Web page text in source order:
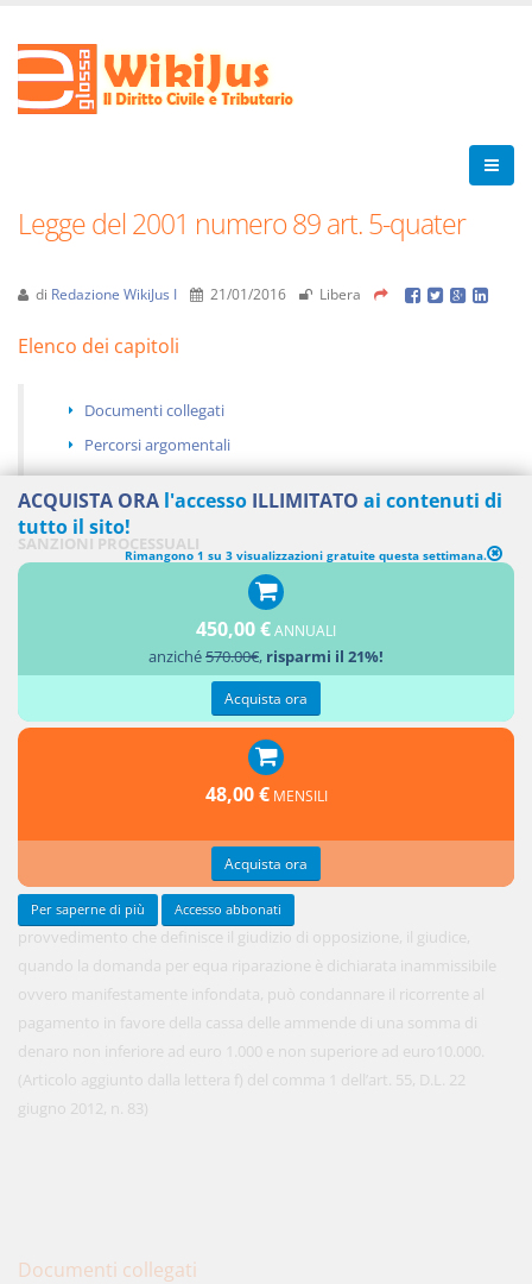
Legge del 2001 numero 89 art. 5-quater
di Redazione WikiJus I 21/01/2016 Libera
Elenco dei capitoli
Documenti collegati
Percorsi argomentali
SANZIONI PROCESSUALI
3, comma
provvedimento che definisce il giudizio di opposizione, il giudice,
quando la domanda per equa riparazione è dichiarata inammissibile
ovvero manifestamente infondata, può condannare il ricorrente al
pagamento in favore della cassa delle ammende di una somma di
denaro non inferiore ad euro 1.000 e non superiore ad euro10.000.
(Articolo aggiunto dalla lettera f) del comma 1 dell’art. 55, D.L. 22
giugno 2012, n. 83)
Documenti collegati
ACQUISTA ORA l'accesso ILLIMITATO ai contenuti di
tutto il sito!
Rimangono 1 su 3 visualizzazioni gratuite questa settimana.
450,00 €ANNUALI
anziché570.00€, risparmi il 21%!
Acquista ora
48,00 € MENSILI
Acquista ora
Per saperne di più Accesso abbonati